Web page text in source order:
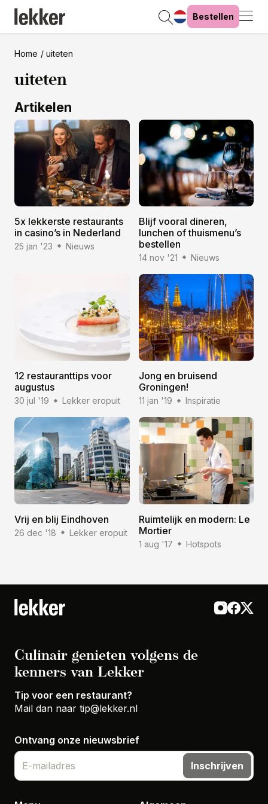
Bestellen
Home uiteten
uiteten
Artikelen
5x lekkerste restaurants
in casino’s in Nederland
25 jan '23 Nieuws
Blijf vooral dineren,
lunchen of thuismenu’s
bestellen
14 nov '21 Nieuws
12 restauranttips voor
augustus
30 jul '19 Lekker eropuit
Jong en bruisend
Groningen!
11 jan '19 Inspiratie
Vrij en blij Eindhoven
26 dec '18 Lekker eropuit
Ruimtelijk en modern: Le
Mortier
1 aug '17 Hotspots
Culinair genieten volgens de
kenners van Lekker
Tip voor een restaurant?
Mail dan naar tip@lekker.nl
Ontvang onze nieuwsbrief
Inschrijven